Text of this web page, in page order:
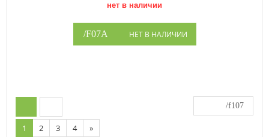
нет в наличии
НЕТ В НАЛИЧИИ
1 2 3 4 »